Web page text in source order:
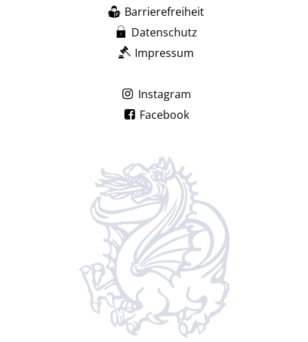
Barrierefreiheit
Datenschutz
Impressum
Instagram
Facebook